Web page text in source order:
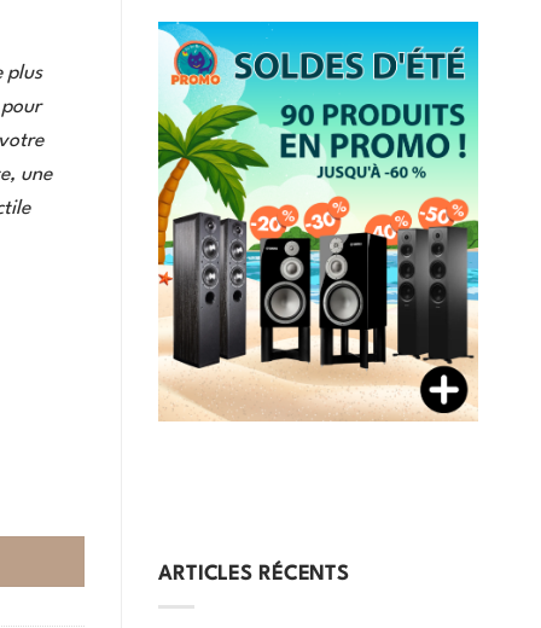
ARTICLES RÉCENTS
plus
une